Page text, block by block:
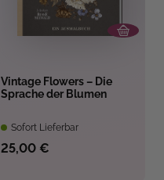
Vintage Flowers – Die
Sprache der Blumen
Sofort Lieferbar
25,00 €